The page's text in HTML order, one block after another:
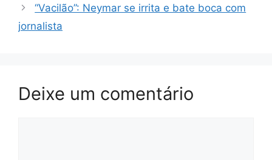
“Vacilão”: Neymar se irrita e bate boca com
jornalista
Deixe um comentário